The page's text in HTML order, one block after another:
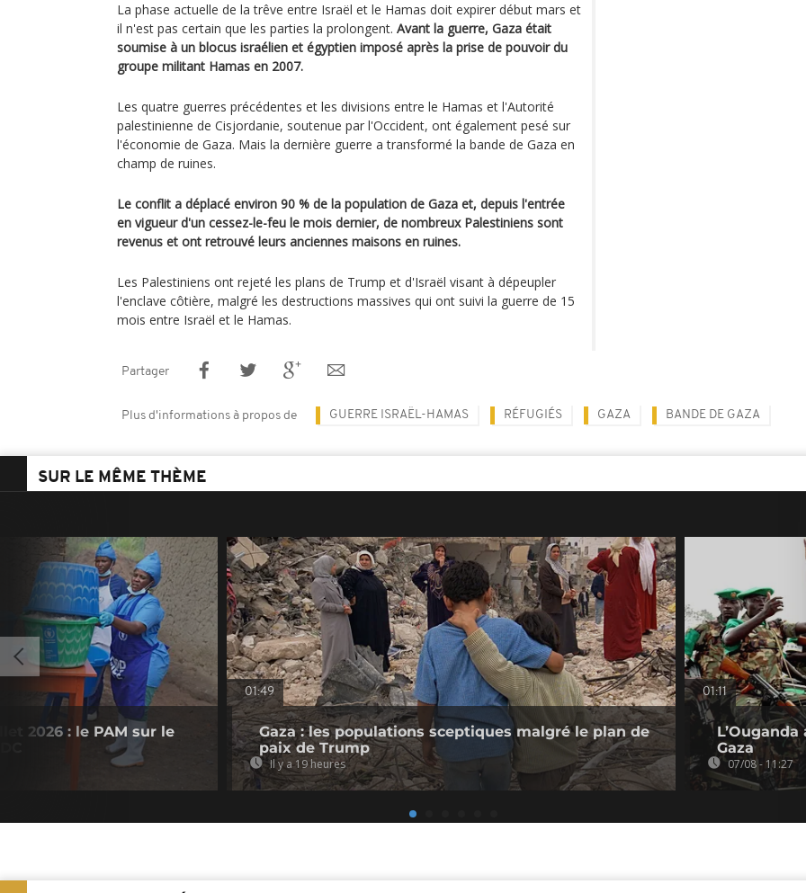
La phase actuelle de la trêve entre Israël et le Hamas doit expirer début mars et
il n'est pas certain que les parties la prolongent. Avant la guerre, Gaza était
soumise à un blocus israélien et égyptien imposé après la prise de pouvoir du
groupe militant Hamas en 2007.
Les quatre guerres précédentes et les divisions entre le Hamas et l'Autorité
palestinienne de Cisjordanie, soutenue par l'Occident, ont également pesé sur
l'économie de Gaza. Mais la dernière guerre a transformé la bande de Gaza en
champ de ruines.
Le conflit a déplacé environ 90 % de la population de Gaza et, depuis l'entrée
en vigueur d'un cessez-le-feu le mois dernier, de nombreux Palestiniens sont
revenus et ont retrouvé leurs anciennes maisons en ruines.
Les Palestiniens ont rejeté les plans de Trump et d'Israël visant à dépeupler
l'enclave côtière, malgré les destructions massives qui ont suivi la guerre de 15
mois entre Israël et le Hamas.
Partager
Plus d'informations à propos de GUERRE ISRAËL-HAMAS RÉFUGIÉS GAZA BANDE DE GAZA
SUR LE MÊME THÈME
2026 : le PAM sur le
01:49
Gaza : les populations sceptiques malgré le plan de
paix de Trump
Il y a 19 heures
01:11
Gaza
07/08 - 11:27